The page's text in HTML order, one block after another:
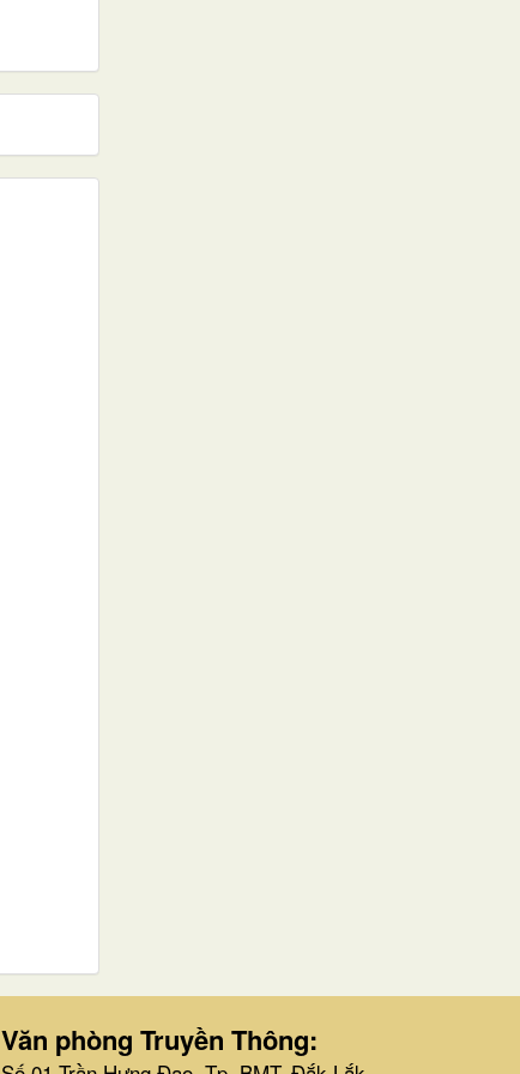
Văn phòng Truyền Thông: